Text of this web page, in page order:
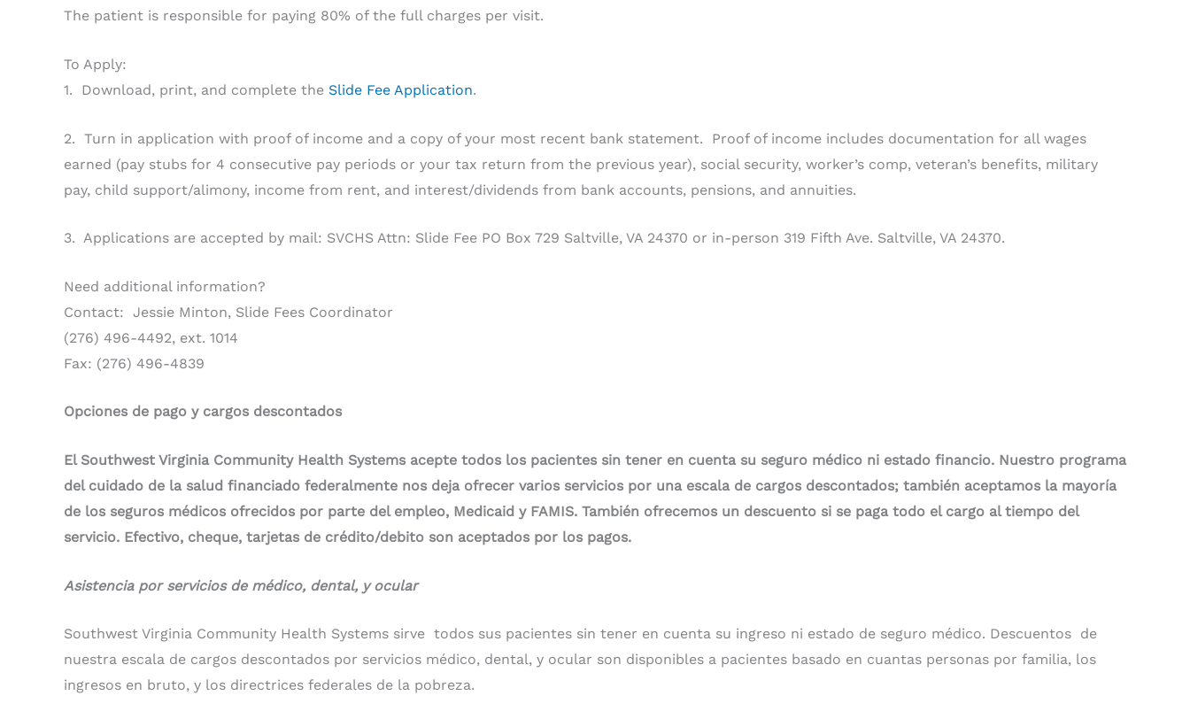
The patient is responsible for paying 80% of the full charges per visit.
To Apply:
1. Download, print, and complete the Slide Fee Application.
2. Turn in application with proof of income and a copy of your most recent bank statement. Proof of income includes documentation for all wages
earned (pay stubs for 4 consecutive pay periods or your tax return from the previous year), social security, worker’s comp, veteran’s benefits, military
pay, child support/alimony, income from rent, and interest/dividends from bank accounts, pensions, and annuities.
3. Applications are accepted by mail: SVCHS Attn: Slide Fee PO Box 729 Saltville, VA 24370 or in-person 319 Fifth Ave. Saltville, VA 24370.
Need additional information?
Contact: Jessie Minton, Slide Fees Coordinator
(276) 496-4492, ext. 1014
Fax: (276) 496-4839
Opciones de pago y cargos descontados
El Southwest Virginia Community Health Systems acepte todos los pacientes sin tener en cuenta su seguro médico ni estado financio. Nuestro programa
del cuidado de la salud financiado federalmente nos deja ofrecer varios servicios por una escala de cargos descontados; también aceptamos la mayoría
de los seguros médicos ofrecidos por parte del empleo, Medicaid y FAMIS. También ofrecemos un descuento si se paga todo el cargo al tiempo del
servicio. Efectivo, cheque, tarjetas de crédito/debito son aceptados por los pagos.
Asistencia por servicios de médico, dental, y ocular
Southwest Virginia Community Health Systems sirve todos sus pacientes sin tener en cuenta su ingreso ni estado de seguro médico. Descuentos de
nuestra escala de cargos descontados por servicios médico, dental, y ocular son disponibles a pacientes basado en cuantas personas por familia, los
ingresos en bruto, y los directrices federales de la pobreza.